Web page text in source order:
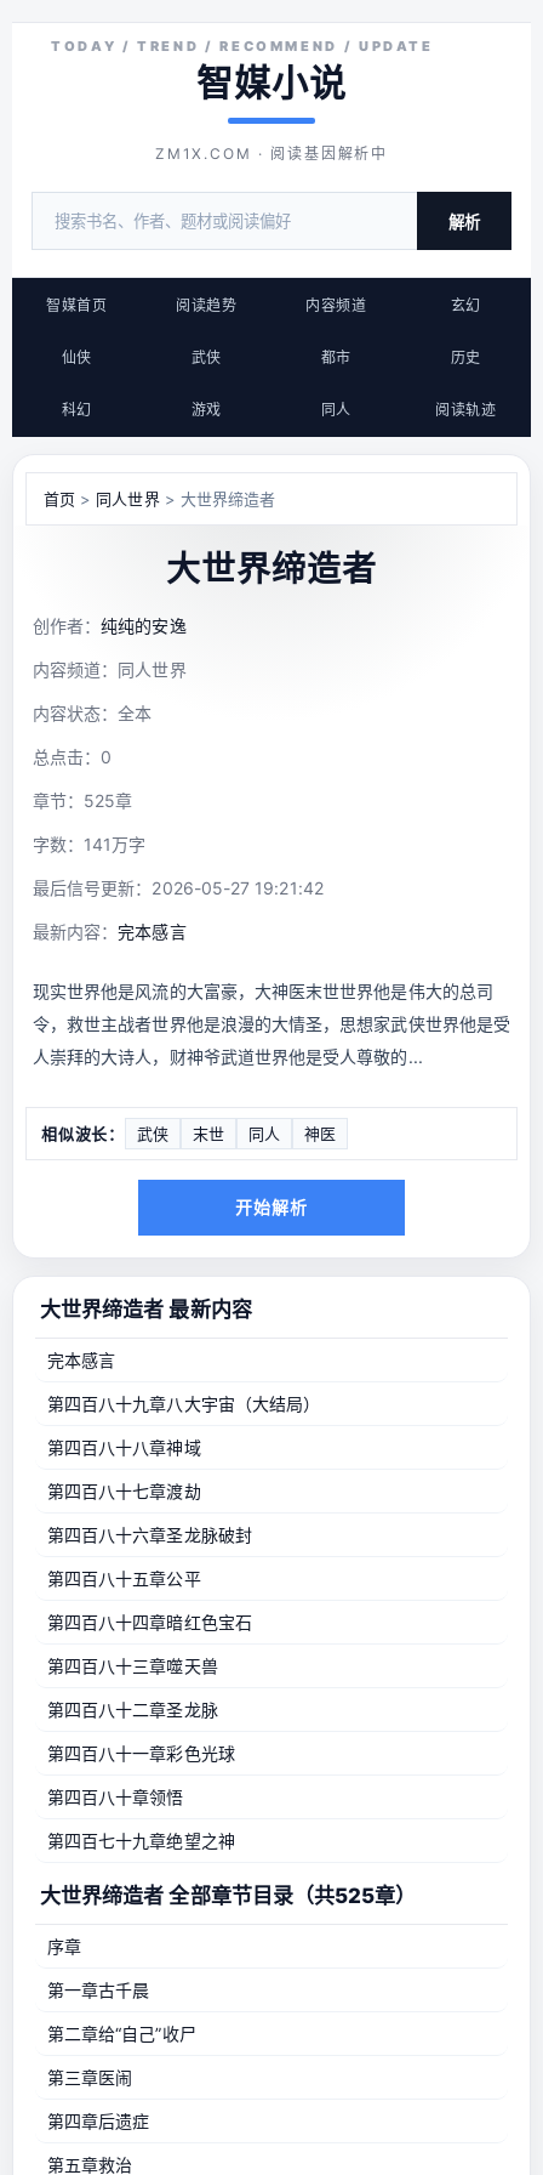
智媒小说
ZM1X.COM · 阅读基因解析中
解析
智媒首页 阅读趋势 内容频道 玄幻
仙侠 武侠 都市 历史
科幻 游戏 同人 阅读轨迹
首页 > 同人世界> 大世界缔造者
大世界缔造者
创作者：纯纯的安逸
内容频道：同人世界
内容状态：全本
总点击：0
章节：525章
字数：141万字
最后信号更新：2026-05-27 19:21:42
最新内容：完本感言
现实世界他是风流的大富豪，大神医末世世界他是伟大的总司
令，救世主战者世界他是浪漫的大情圣，思想家武侠世界他是受
人崇拜的大诗人，财神爷武道世界他是受人尊敬的...
相似波长： 武侠 末世 同人 神医
开始解析
大世界缔造者 最新内容
完本感言
第四百八十九章八大宇宙（大结局）
第四百八十八章神域
第四百八十七章渡劫
第四百八十六章圣龙脉破封
第四百八十五章公平
第四百八十四章暗红色宝石
第四百八十三章噬天兽
第四百八十二章圣龙脉
第四百八十一章彩色光球
第四百八十章领悟
第四百七十九章绝望之神
大世界缔造者 全部章节目录（共525章）
序章
第一章古千晨
第二章给“自己”收尸
第三章医闹
第四章后遗症
第五章救治